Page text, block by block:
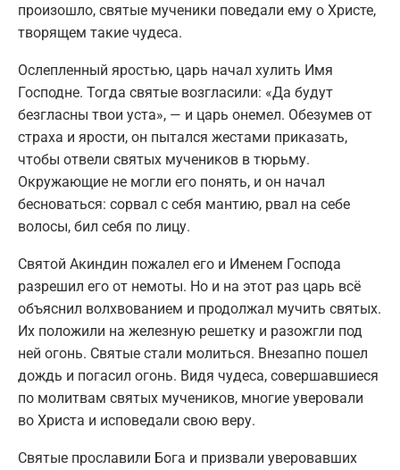
произошло, святые мученики поведали ему о Христе,
творящем такие чудеса.
Ослепленный яростью, царь начал хулить Имя
Господне. Тогда святые возгласили: «Да будут
безгласны твои уста», — и царь онемел. Обезумев от
страха и ярости, он пытался жестами приказать,
чтобы отвели святых мучеников в тюрьму.
Окружающие не могли его понять, и он начал
бесноваться: сорвал с себя мантию, рвал на себе
волосы, бил себя по лицу.
Святой Акиндин пожалел его и Именем Господа
разрешил его от немоты. Но и на этот раз царь всё
объяснил волхвованием и продолжал мучить святых.
Их положили на железную решетку и разожгли под
ней огонь. Святые стали молиться. Внезапно пошел
дождь и погасил огонь. Видя чудеса, совершавшиеся
по молитвам святых мучеников, многие уверовали
во Христа и исповедали свою веру.
Святые прославили Бога и призвали уверовавших